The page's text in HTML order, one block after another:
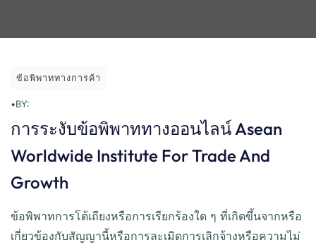
ข้อพิพาททางการค้า
•BY:
การระงับข้อพิพาททางออนไลน์ Asean
Worldwide Institute For Trade And
Growth
ข้อพิพาทการโต้เถียงหรือการเรียกร้องใด ๆ ที่เกิดขึ้นจากหรือ
เกี่ยวข้องกับสัญญานี้หรือการละเมิดการเลิกจ้างหรือความไม่